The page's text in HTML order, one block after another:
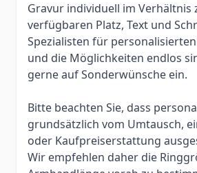
Gravur individuell im Verhältnis
verfügbaren Platz, Text und
Spezialisten für
und die Möglichkeiten endlos
gerne auf Sonderwünsche ein.
Bitte beachten Sie, dass
grundsätzlich vom Umtausch,
oder Kaufpreiserstattung
Wir empfehlen daher die